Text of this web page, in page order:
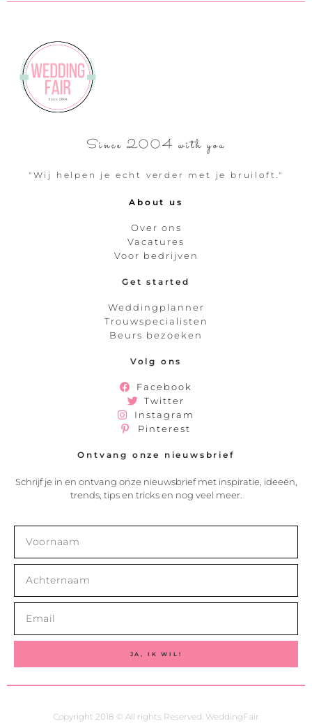
Since 2004 with you
"Wij helpen je echt verder met je bruiloft."
About us
Over ons
Vacatures
Voor bedrijven
Get started
Weddingplanner
Trouwspecialisten
Beurs bezoeken
Volg ons
Facebook
Twitter
Instagram
Pinterest
Ontvang onze nieuwsbrief
Schrijf je in en ontvang onze nieuwsbrief met inspiratie, ideeën,
trends, tips en tricks en nog veel meer.
JA, IK WIL!
Copyright 2018 © All rights Reserved. WeddingFair